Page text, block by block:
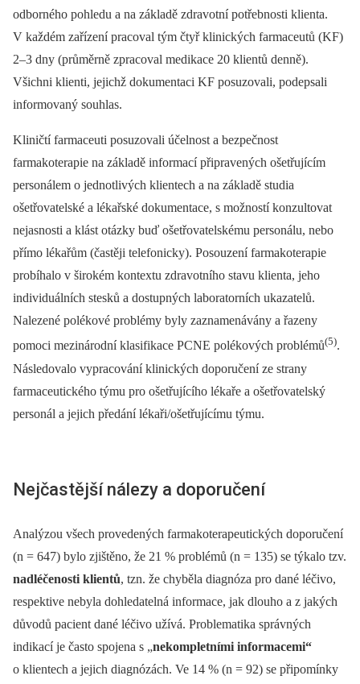
odborného pohledu a na základě zdravotní potřebnosti klienta.
V každém zařízení pracoval tým čtyř klinických farmaceutů (KF)
2–3 dny (průměrně zpracoval medikace 20 klientů denně).
Všichni klienti, jejichž dokumentaci KF posuzovali, podepsali
informovaný souhlas.
Kliničtí farmaceuti posuzovali účelnost a bezpečnost
farmakoterapie na základě informací připravených ošetřujícím
personálem o jednotlivých klientech a na základě studia
ošetřovatelské a lékařské dokumentace, s možností konzultovat
nejasnosti a klást otázky buď ošetřovatelskému personálu, nebo
přímo lékařům (častěji telefonicky). Posouzení farmakoterapie
probíhalo v širokém kontextu zdravotního stavu klienta, jeho
individuálních stesků a dostupných laboratorních ukazatelů.
Nalezené polékové problémy byly zaznamenávány a řazeny
pomoci mezinárodní klasifikace PCNE polékových problémů(5).
Následovalo vypracování klinických doporučení ze strany
farmaceutického týmu pro ošetřujícího lékaře a ošetřovatelský
personál a jejich předání lékaři/ošetřujícímu týmu.
Nejčastější nálezy a doporučení
Analýzou všech provedených farmakoterapeutických doporučení
(n = 647) bylo zjištěno, že 21 % problémů (n = 135) se týkalo tzv.
nadléčenosti klientů, tzn. že chyběla diagnóza pro dané léčivo,
respektive nebyla dohledatelná informace, jak dlouho a z jakých
důvodů pacient dané léčivo užívá. Problematika správných
indikací je často spojena s „nekompletními informacemi“
o klientech a jejich diagnózách. Ve 14 % (n = 92) se připomínky